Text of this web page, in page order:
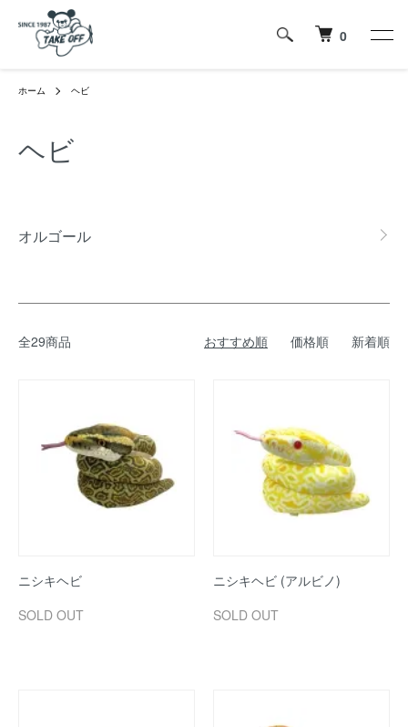
0
ホーム ヘビ
ヘビ
オルゴール
全29商品 おすすめ順 価格順 新着順
ニシキヘビ
SOLD OUT
ニシキヘビ (アルビノ)
SOLD OUT